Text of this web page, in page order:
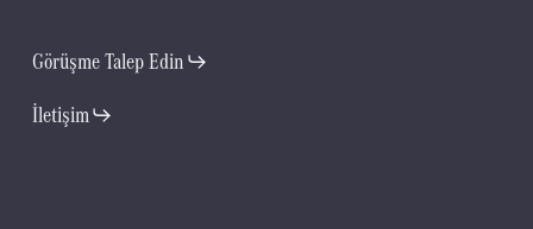
Görüşme Talep Edin
İletişim